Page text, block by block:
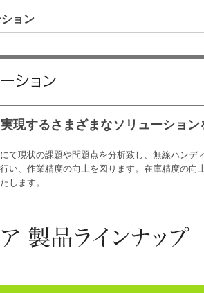
ョン
現するさまざまなソリューション
て現状の課題や問題点を分析致し、無線ハン
い、作業精度の向上を図ります。在庫精度の
します。